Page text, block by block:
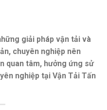
giải pháp vận tải và
chuyên nghiệp nên
quan tâm, hưởng ứng sử
nghiệp tại Vận Tải Tấn